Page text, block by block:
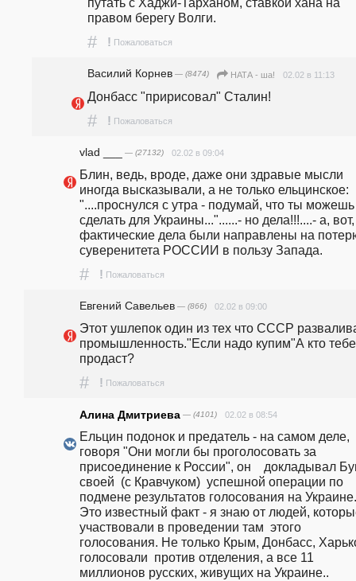
правом берегу Волги.
# ! Пожаловаться
Василий Корнев — (8474) НАТА - ша! 02.02 в 11:13
Донбасс "пририсовал" Сталин!
# ! Пожаловаться
vlad ___ — (27132) 02.02 в 09:04
Блин, ведь, вроде, даже они здравые мысли
иногда высказывали, а не только ельцинское:
"....проснулся с утра - подумай, что ты можешь
сделать для Украины..."......- но дела!!!....- а, вот,
фактические дела были направлены на
суверенитета РОССИИ в пользу Запада.
# ! Пожаловаться
Евгений Савельев — (866) 02.02 в 09:00
Этот ушлепок один из тех что СССР
промышленность."Если надо купим"А кто тебе
продаст?
# ! Пожаловаться
Алина Дмитриева — (4101) 02.02 в 08:54
Ельцин подонок и предатель - на самом деле,
говоря "Они могли бы проголосовать за
присоединение к России", он    докладывал
своей  (с Кравчуком)  успешной операции по
подмене результатов голосования на Украине.
Это известный факт - я знаю от людей,
участвовали в проведении там  этого
голосования. Не только Крым, Донбасс,
голосовали  против отделения, а все 11
миллионов русских, живущих на Украине..